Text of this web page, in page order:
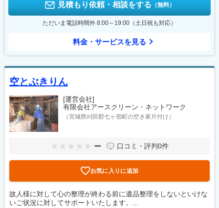
見積もり依頼・相談をする （無料）
ただいま電話時間外 8:00～19:00（土日祝も対応）
料金・サービスを見る
空とぶきりん
[運営会社]
有限会社アースクリーン・ネットワーク
（宮城県刈田郡七ヶ宿町の空き家片付け）
ー 口コミ・評判0件
お気に入りに追加
故人様に対して心の整理が終わる前に遺品整理をしないといけな
いご状況に対してサポートいたします。...